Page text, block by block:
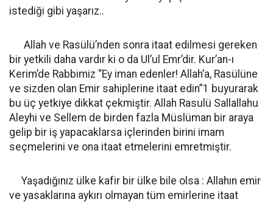
istediği gibi yaşarız..
Allah ve Rasülü’nden sonra itaat edilmesi gereken
bir yetkili daha vardır ki o da Ul’ul Emr’dir. Kur’an-ı
Kerim’de Rabbimiz “Ey iman edenler! Allah’a, Rasülüne
ve sizden olan Emir sahiplerine itaat edin”1 buyurarak
bu üç yetkiye dikkat çekmiştir. Allah Rasulü Sallallahu
Aleyhi ve Sellem de birden fazla Müslüman bir araya
gelip bir iş yapacaklarsa içlerinden birini imam
seçmelerini ve ona itaat etmelerini emretmiştir.
Yaşadığınız ülke kafir bir ülke bile olsa : Allahın emir
ve yasaklarına aykırı olmayan tüm emirlerine itaat